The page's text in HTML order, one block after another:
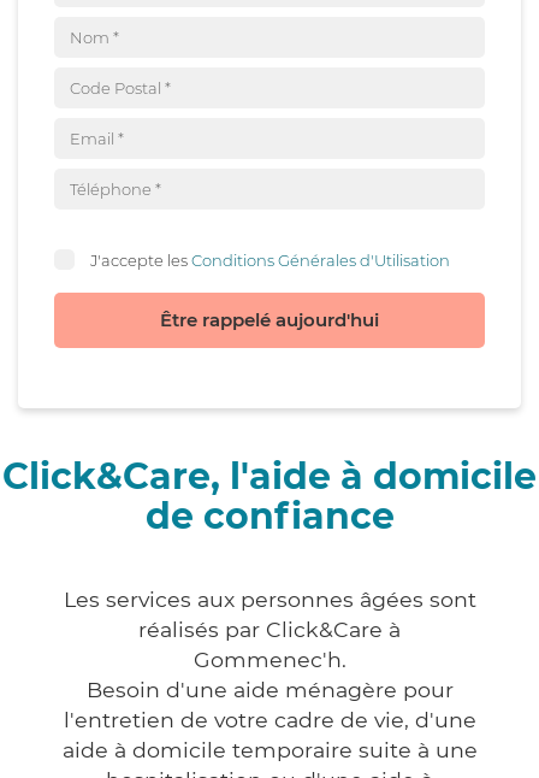
J'accepte lesConditions Générales d'Utilisation
Être rappelé aujourd'hui
Click&Care, l'aide à domicile
de confiance
Les services aux personnes âgées sont
réalisés par Click&Care à
Gommenec'h.
Besoin d'une aide ménagère pour
l'entretien de votre cadre de vie, d'une
aide à domicile temporaire suite à une